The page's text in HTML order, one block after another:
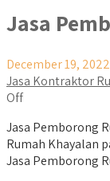
Jasa
December 19, 2022
Jasa Kontraktor
Off
Jasa Pemborong
Rumah Khayalan
Jasa Pemborong